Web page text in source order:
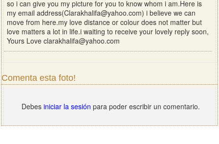
so i can give you my picture for you to know whom i am.Here is
my email address(Clarakhalifa@yahoo.com) i believe we can
move from here.my love distance or colour does not matter but
love matters a lot in life.i waiting to receive your lovely reply soon,
Yours Love clarakhalifa@yahoo.com
Comenta esta foto!
Debes iniciar la sesión para poder escribir un comentario.